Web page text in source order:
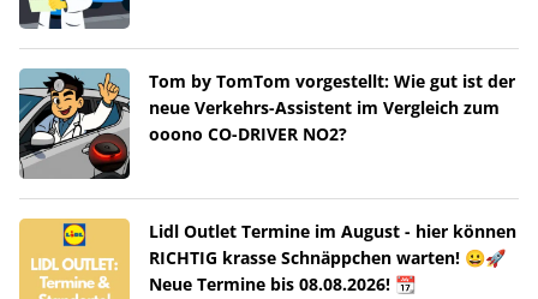
Tom by TomTom vorgestellt: Wie gut ist der
neue Verkehrs-Assistent im Vergleich zum
ooono CO-DRIVER NO2?
Lidl Outlet Termine im August - hier können
RICHTIG krasse Schnäppchen warten! 😀🚀
Neue Termine bis 08.08.2026! 📆